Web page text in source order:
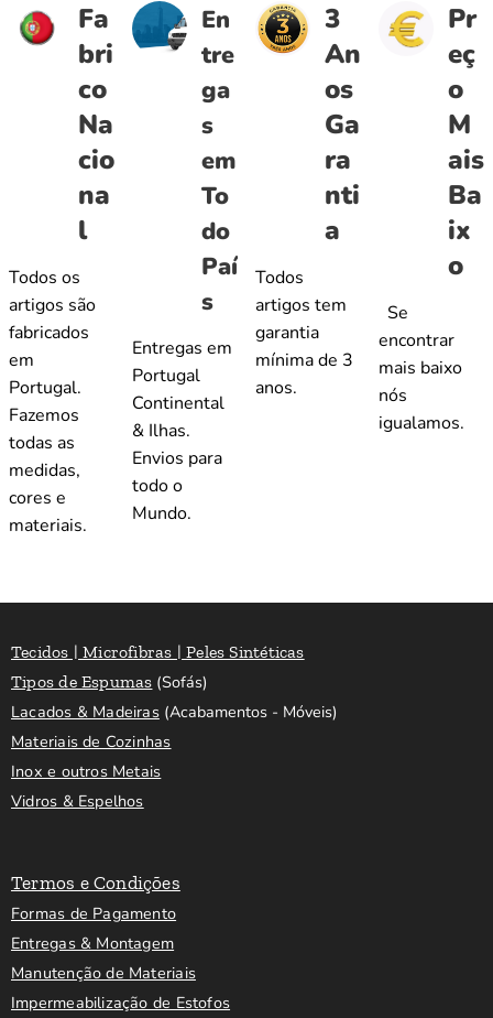
Fa
bri
co
Na
cio
na
l
Todos os
artigos são
fabricados
em
Portugal.
Fazemos
todas as
medidas,
cores e
materiais.
En
tre
ga
s
em
To
do
Paí
s
Entregas em
Portugal
Continental
& Ilhas.
Envios para
todo o
Mundo.
3
An
os
Ga
ra
nti
a
Todos
artigos tem
garantia
mínima de 3
anos.
Pr
eç
o
M
ais
Ba
ix
o
Se
encontrar
mais baixo
nós
igualamos.
Tecidos | Microfibras | Peles Sintéticas
Tipos de Espumas (Sofás)
Lacados & Madeiras(Acabamentos - Móveis)
Materiais de Cozinhas
Inox e outros Metais
Vidros & Espelhos
Termos e Condições
Formas de Pagamento
Entregas & Montagem
Manutenção de Materiais
Impermeabilização de Estofos